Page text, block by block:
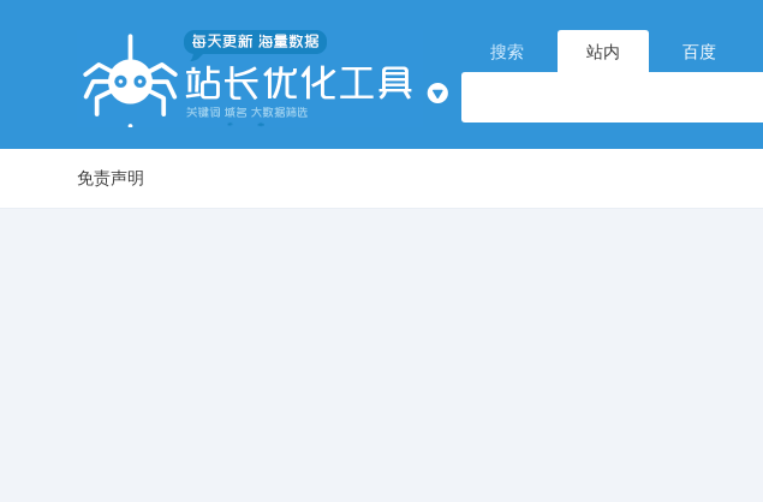
搜索 站内 百度
免责声明